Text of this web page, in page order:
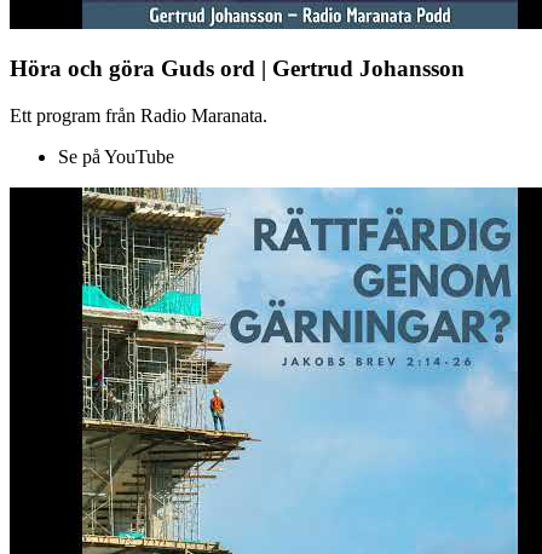
Höra och göra Guds ord | Gertrud Johansson
Ett program från Radio Maranata.
Se på YouTube